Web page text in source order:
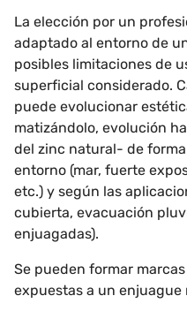
La elección por un
adaptado al entorno de
posibles limitaciones de
superficial considerado.
puede evolucionar
matizándolo, evolución
del zinc natural- de
entorno (mar, fuerte
etc.) y según las
cubierta, evacuación
enjuagadas).
Se pueden formar
expuestas a un enjuague